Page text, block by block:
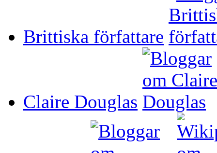
Brittiska författare
Claire Douglas